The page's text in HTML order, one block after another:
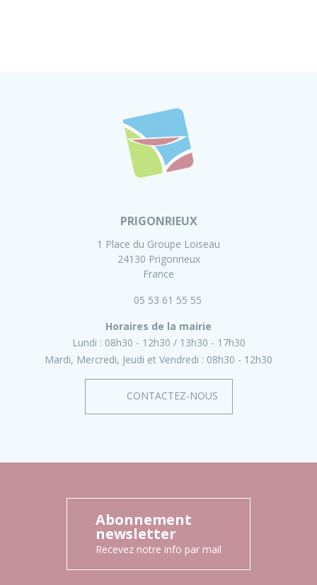
PRIGONRIEUX
1 Place du Groupe Loiseau
24130 Prigonrieux
France
05 53 61 55 55
Horaires de la mairie
Lundi : 08h30 - 12h30
13h30 - 17h30
Mardi, Mercredi, Jeudi et Vendredi : 08h30 - 12h30
CONTACTEZ-NOUS
Abonnement
newsletter
Recevez notre info par mail